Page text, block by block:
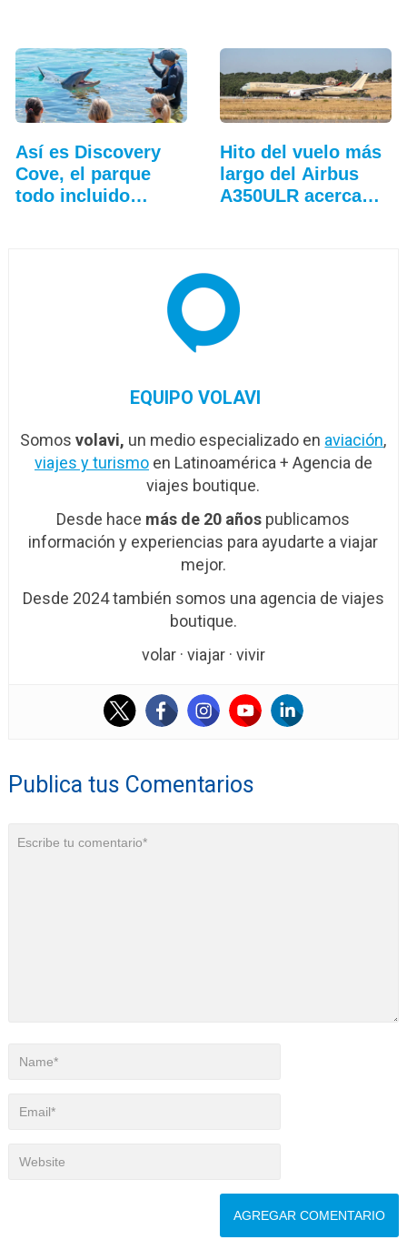
Así es Discovery
Cove, el parque
todo incluido
Hito del vuelo más
largo del Airbus
A350ULR acerca…
EQUIPO VOLAVI
Somosvolavi, un medio especializado en aviación,
viajes y turismoen Latinoamérica + Agencia de
viajes boutique.
Desde hace más de 20 años publicamos
información y experiencias para ayudarte a viajar
mejor.
Desde 2024 también somos una agencia de viajes
boutique.
volar · viajar · vivir
Publica tus Comentarios